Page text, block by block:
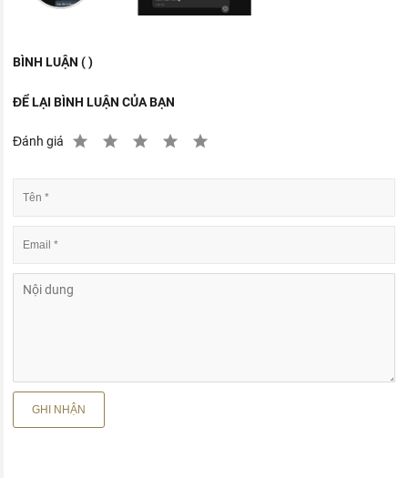
BÌNH LUẬN ( )
ĐỂ LẠI BÌNH LUẬN CỦA BẠN
Đánh giá